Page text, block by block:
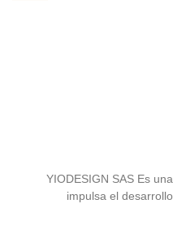
YIODESIGN SAS Es
impulsa el